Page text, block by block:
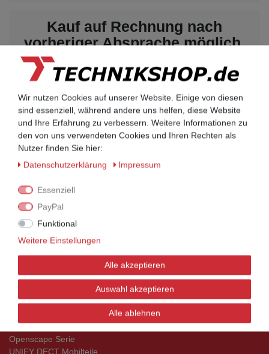
Kauf auf Rechnung nach
vorheriger Absprache möglich.
Behörden, Banken, Firmen, Bestandskunden,
öffentliche & staatliche Einrichtungen, Schulen,
Universitäten und Institute können bei uns auf
Rechnung bestellen.
Nehmen Sie dazu einfach telefonisch oder per
Email Kontakt mit uns auf.
UNIFY Mobilteile
Telefonkabel / Zubehör
Telefonkabel / Zubehör
Aktionsware
UNIFY Telefone
Openscape Serie
UNIFY DECT Mobilteile
Wir nutzen Cookies auf unserer Website. Einige von diesen
sind essenziell, während andere uns helfen, diese Website
und Ihre Erfahrung zu verbessern. Weitere Informationen zu
den von uns verwendeten Cookies und Ihren Rechten als
Nutzer finden Sie hier:
Daten­schutz­erklärung
Impressum
Essenziell
PayPal
Funktional
Weitere Einstellungen
Alle akzeptieren
Auswahl akzeptieren
Alle ablehnen